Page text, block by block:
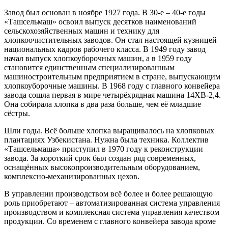
Завод был основан в ноябре 1927 года. В 30-е – 40-е годы
«Ташсельмаш» освоил выпуск десятков наименований
сельскохозяйственных машин и технику для
хлопкоочистительных заводов. Он стал настоящей кузницей
национальных кадров рабочего класса. В 1949 году завод
начал выпуск хлопкоуборочных машин, а в 1959 году
становится единственным специализированным
машиностроительным предприятием в стране, выпускающим
хлопкоуборочные машины. В 1968 году с главного конвейера
завода сошла первая в мире четырёхрядная машина 14ХВ-2,4.
Она собирала хлопка в два раза больше, чем её младшие
сёстры.
Шли годы. Всё больше хлопка выращивалось на хлопковых
плантациях Узбекистана. Нужна была техника. Коллектив
«Ташсельмаша» приступил в 1970 году к реконструкции
завода. За короткий срок был создан ряд современных,
оснащённых высокопроизводительным оборудованием,
комплексно-механизированных цехов.
В управлении производством всё более и более решающую
роль приобретают – автоматизированная система управления
производством и комплексная система управления качеством
продукции. Со временем с главного конвейера завода кроме